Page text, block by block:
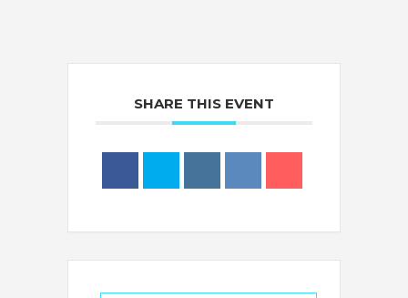
SHARE THIS EVENT